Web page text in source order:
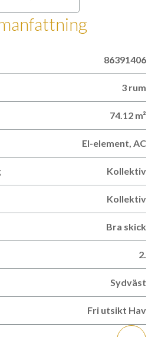
86391406
3 rum
74.12 m²
El-element, AC
Kollektiv
Kollektiv
Bra skick
2.
Sydväst
Fri utsikt Hav